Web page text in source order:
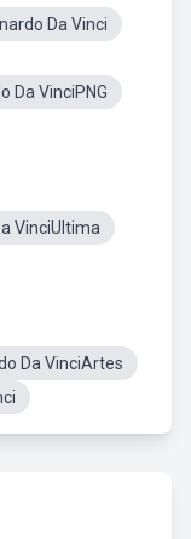
Da Vinci
Da VinciPNG
VinciUltima
Da VinciArtes